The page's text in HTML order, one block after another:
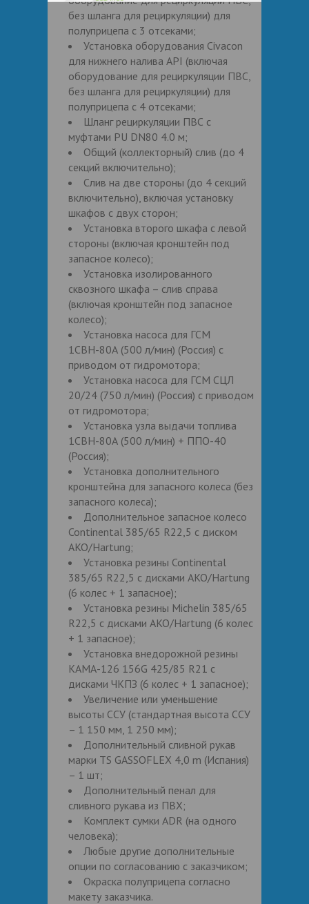
без шланга для рециркуляции) для
полуприцепа с 3 отсеками;
Установка оборудования Civacon
для нижнего налива API (включая
оборудование для рециркуляции ПВС,
без шланга для рециркуляции) для
полуприцепа с 4 отсеками;
Шланг рециркуляции ПВС с
муфтами PU DN80 4.0 м;
Общий (коллекторный) слив (до 4
секций включительно);
Слив на две стороны (до 4 секций
включительно), включая установку
шкафов с двух сторон;
Установка второго шкафа с левой
стороны (включая кронштейн под
запасное колесо);
Установка изолированного
сквозного шкафа – слив справа
(включая кронштейн под запасное
колесо);
Установка насоса для ГСМ
1СВН-80А (500 л/мин) (Россия) с
приводом от гидромотора;
Установка насоса для ГСМ СЦЛ
20/24 (750 л/мин) (Россия) с приводом
от гидромотора;
Установка узла выдачи топлива
1СВН-80А (500 л/мин) + ППО-40
(Россия);
Установка дополнительного
кронштейна для запасного колеса (без
запасного колеса);
Дополнительное запасное колесо
Continental 385/65 R22,5 с диском
AKO/Hartung;
Установка резины Continental
385/65 R22,5 с дисками AKO/Hartung
(6 колес + 1 запасное);
Установка резины Michelin 385/65
R22,5 с дисками AKO/Hartung (6 колес
+ 1 запасное);
Установка внедорожной резины
КАМА-126 156G 425/85 R21 с
дисками ЧКПЗ (6 колес + 1 запасное);
Увеличение или уменьшение
высоты ССУ (стандартная высота ССУ
– 1 150 мм, 1 250 мм);
Дополнительный сливной рукав
марки TS GASSOFLEX 4,0 m (Испания)
– 1 шт;
Дополнительный пенал для
сливного рукава из ПВХ;
Комплект сумки ADR (на одного
человека);
Любые другие дополнительные
опции по согласованию с заказчиком;
Окраска полуприцепа согласно
макету заказчика.